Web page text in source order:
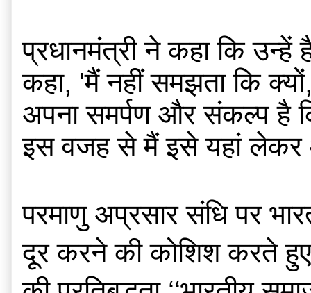
प्रधानमंत्री ने कहा कि उन्हें
कहा, 'मैं नहीं समझता कि
अपना समर्पण और संकल्प है
इस वजह से मैं इसे यहां
परमाणु अप्रसार संधि पर
दूर करने की कोशिश करते